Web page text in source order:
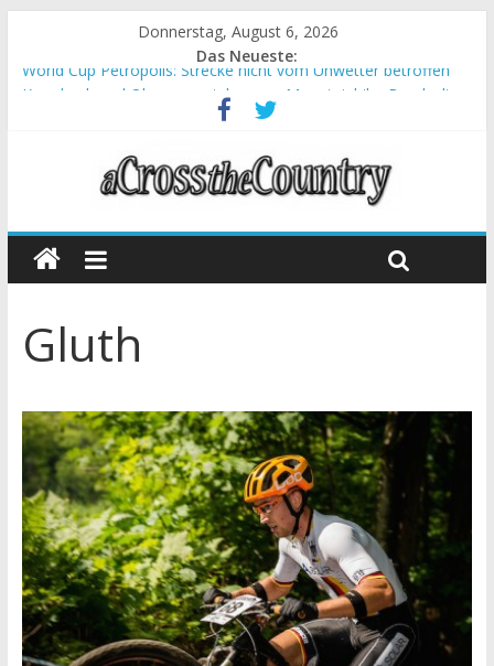
Donnerstag, August 6, 2026
Das Neueste:
World Cup Petropolis: Strecke nicht vom Unwetter betroffen
Krumbach und Obergessertshausen: Mountainbike-Bundesliga
Supercup Massi Banyoles: Siege für Carod und Richards
Halbzeit beim Andalucia Bike Race: Weltmeister Seewald führt
Chelva: Schweizer Doppelsieg beim ersten XCO-Rennen der
Gluth